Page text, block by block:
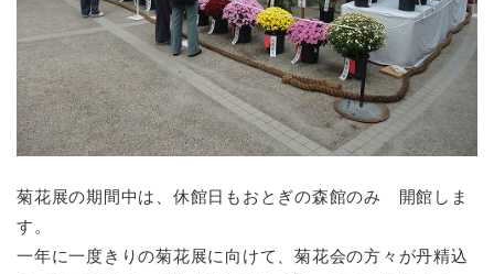
菊花展の期間中は、休館日もおとぎの森館のみ 開館しま
す。
一年に一度きりの菊花展に向けて、菊花会の方々が丹精込